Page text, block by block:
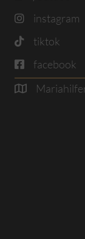
instagram
tiktok
facebook